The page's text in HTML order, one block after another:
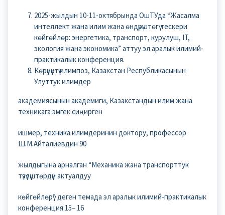
2025-жылдын 10-11-октябрында ОшТУда “Жасалма
интеллект жана илим жана өндүрүштөгү тескери
көйгөйлөр: энергетика, транспорт, курулуш, IT,
экология жана экономика” аттуу эл аралык илимий-
практикалык конференция.
Көрүнүктүү илимпоз, Казакстан Республикасынын
Улуттук илимдер
академиясынын академиги, Казакстандын илим жана
техникага эмгек сиңирген
ишмер, техника илимдеринин доктору, профессор
Ш.М.Айталиевдин 90
жылдыгына арналган “Механика жана транспорттук
түзүлүштөрдүн актуалдуу
көйгөйлөрү” деген темада эл аралык илимий-практикалык
конференция 15– 16